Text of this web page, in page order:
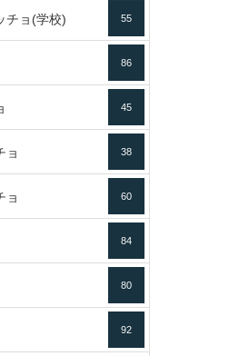
チョ(学校) 55
86
45
ョ 38
ョ 60
84
80
92